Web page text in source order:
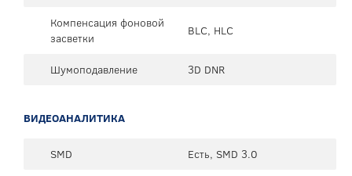
Компенсация фоновой
засветки
BLC, HLC
Шумоподавление 3D DNR
ВИДЕОАНАЛИТИКА
SMD Есть, SMD 3.0